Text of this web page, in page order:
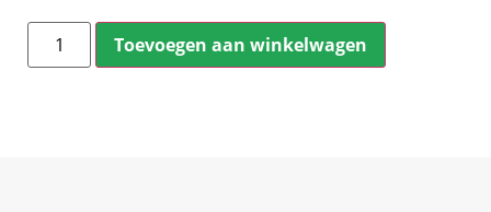
Toevoegen aan winkelwagen